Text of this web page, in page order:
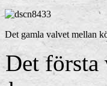
Det gamla valvet mellan
Det första